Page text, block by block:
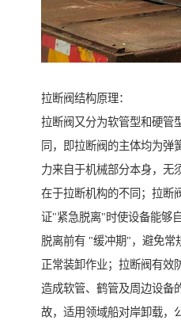
拉断阀结构原理：
拉断阀又分为软管型和硬管
同，即拉断阀的主体均为弹
力来自于机械部分本身，无
在于拉断机构的不同；拉断
证"紧急脱离"时使设备能够
脱离前有 "缓冲期"，避免常
正常装卸作业；拉断阀有效
造成软管、鹤管及周边设备
故，适用领域船对岸卸载，